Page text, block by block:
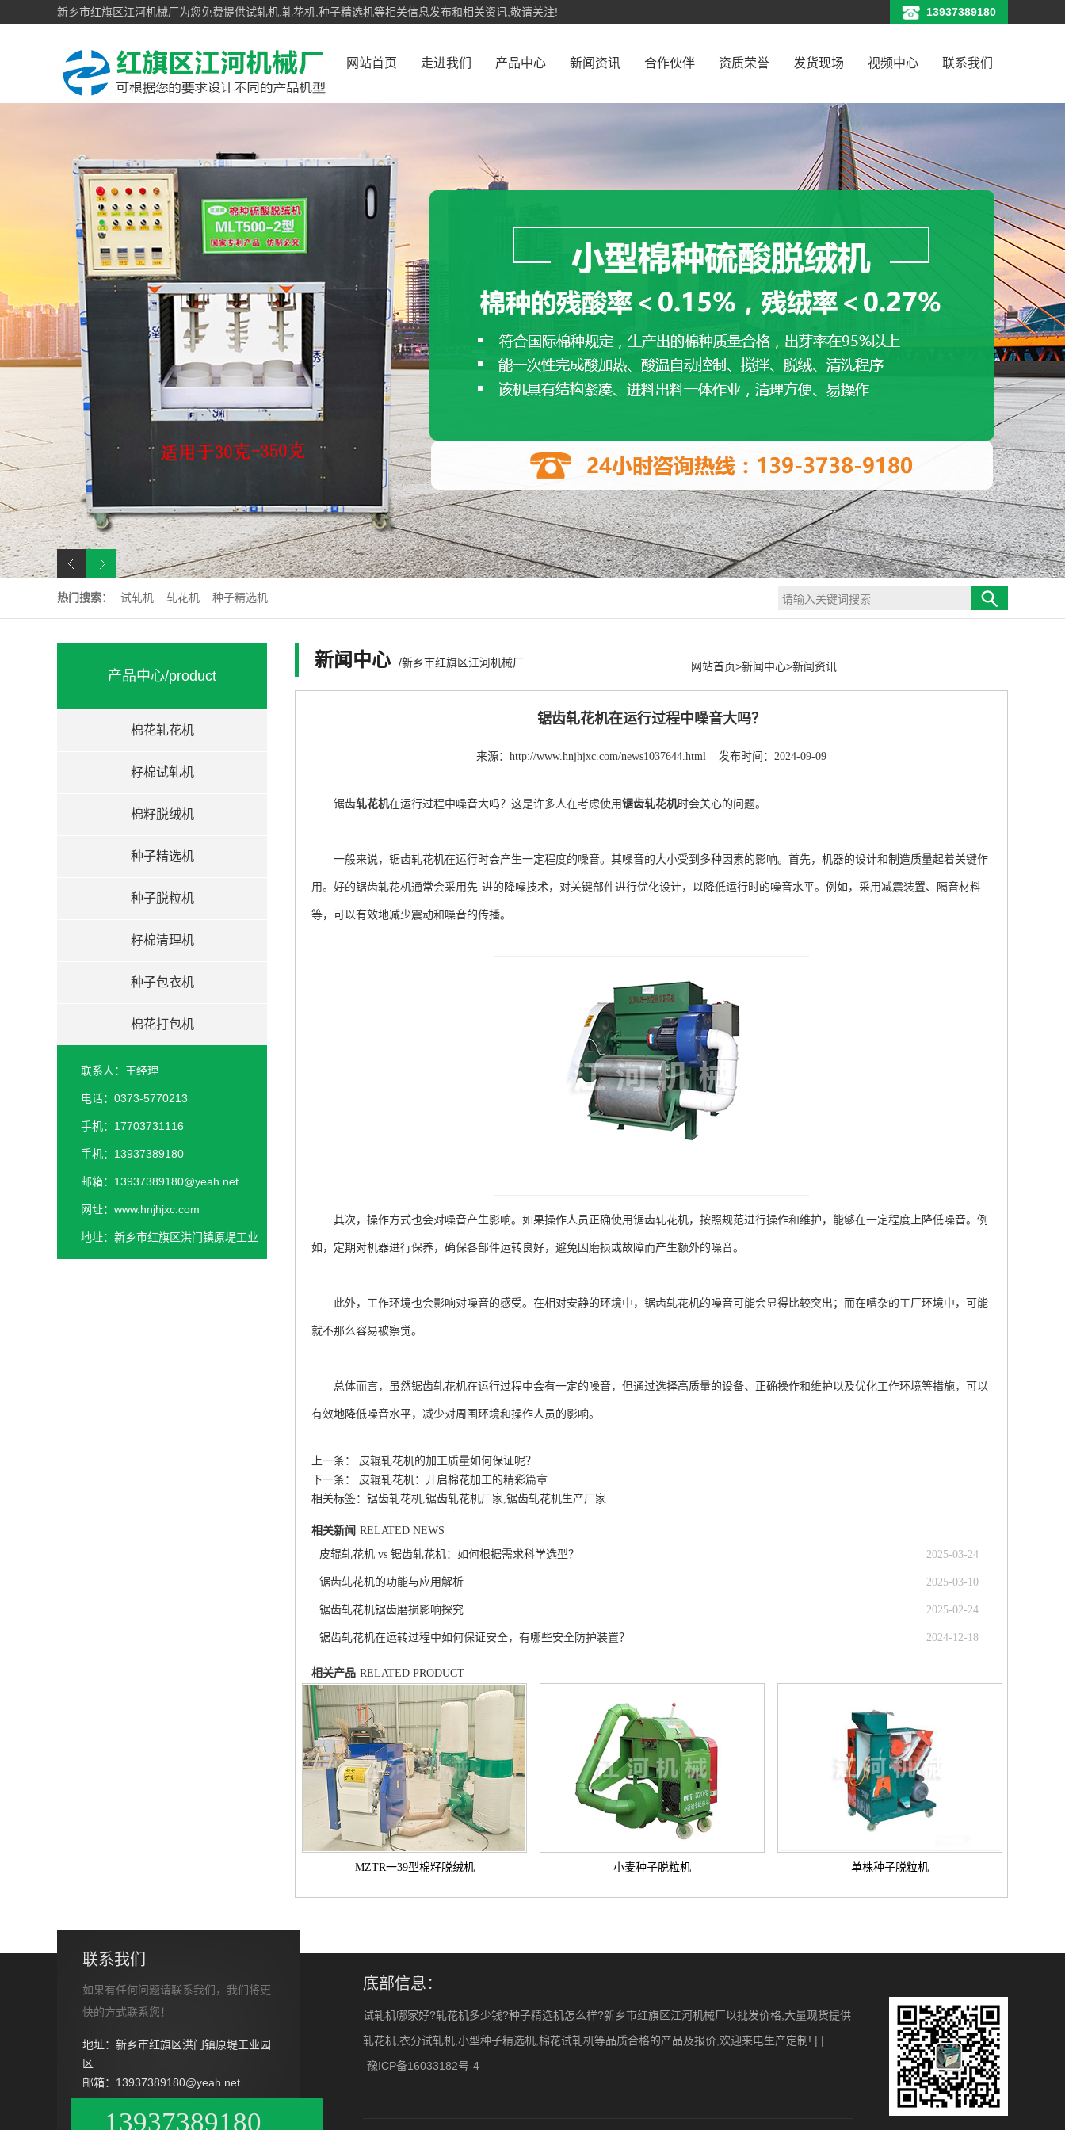
新乡市红旗区江河机械厂为您免费提供试轧机,轧花机,种子精选机等相关信息发布和相关资讯,敬请关注! 13937389180
网站首页 走进我们 产品中心 新闻资讯 合作伙伴 资质荣誉 发货现场 视频中心 联系我们
热门搜索： 试轧机 轧花机 种子精选机
产品中心/product
棉花轧花机
籽棉试轧机
棉籽脱绒机
种子精选机
种子脱粒机
籽棉清理机
种子包衣机
棉花打包机
联系人：王经理
电话：0373-5770213
手机：17703731116
手机：13937389180
邮箱：13937389180@yeah.net
网址：www.hnjhjxc.com
地址：新乡市红旗区洪门镇原堤工业
新闻中心 /新乡市红旗区江河机械厂 网站首页>新闻中心>新闻资讯
锯齿轧花机在运行过程中噪音大吗？
来源：http://www.hnjhjxc.com/news1037644.html 发布时间：2024-09-09
锯齿轧花机在运行过程中噪音大吗？这是许多人在考虑使用锯齿轧花机时会关心的问题。
一般来说，锯齿轧花机在运行时会产生一定程度的噪音。其噪音的大小受到多种因素的影响。首先，机器的设计和制造质量起着关键作
用。好的锯齿轧花机通常会采用先-进的降噪技术，对关键部件进行优化设计，以降低运行时的噪音水平。例如，采用减震装置、隔音材料
等，可以有效地减少震动和噪音的传播。
其次，操作方式也会对噪音产生影响。如果操作人员正确使用锯齿轧花机，按照规范进行操作和维护，能够在一定程度上降低噪音。例
如，定期对机器进行保养，确保各部件运转良好，避免因磨损或故障而产生额外的噪音。
此外，工作环境也会影响对噪音的感受。在相对安静的环境中，锯齿轧花机的噪音可能会显得比较突出；而在嘈杂的工厂环境中，可能
就不那么容易被察觉。
总体而言，虽然锯齿轧花机在运行过程中会有一定的噪音，但通过选择高质量的设备、正确操作和维护以及优化工作环境等措施，可以
有效地降低噪音水平，减少对周围环境和操作人员的影响。
上一条： 皮辊轧花机的加工质量如何保证呢？
下一条： 皮辊轧花机：开启棉花加工的精彩篇章
相关标签：锯齿轧花机,锯齿轧花机厂家,锯齿轧花机生产厂家
相关新闻 RELATED NEWS
皮辊轧花机 vs 锯齿轧花机：如何根据需求科学选型？
2025-03-24
锯齿轧花机的功能与应用解析 2025-03-10
锯齿轧花机锯齿磨损影响探究 2025-02-24
锯齿轧花机在运转过程中如何保证安全，有哪些安全防护装置？ 2024-12-18
相关产品 RELATED PRODUCT
MZTR一39型棉籽脱绒机 小麦种子脱粒机 单株种子脱粒机
联系我们
如果有任何问题请联系我们，我们将更
快的方式联系您！
地址：新乡市红旗区洪门镇原堤工业园
区
邮箱：13937389180@yeah.net
13937389180
底部信息：
试轧机哪家好?轧花机多少钱?种子精选机怎么样?新乡市红旗区江河机械厂以批发价格,大量现货提供
轧花机,衣分试轧机,小型种子精选机,棉花试轧机等品质合格的产品及报价,欢迎来电生产定制! | |
豫ICP备16033182号-4